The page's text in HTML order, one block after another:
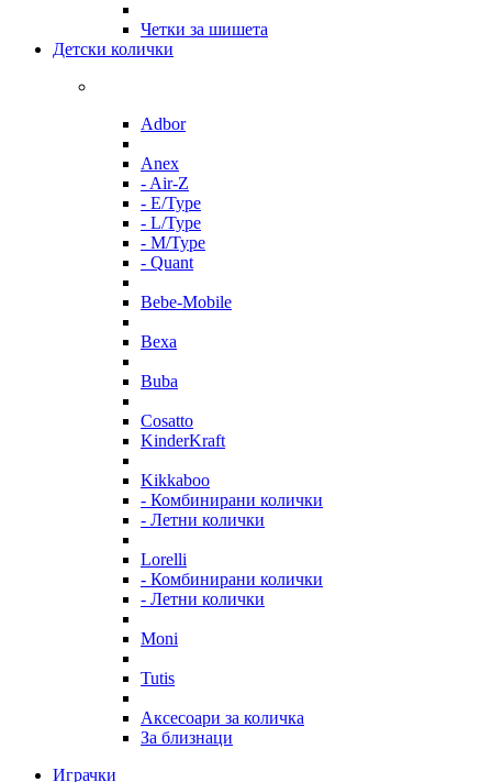
Четки за шишета
Детски колички
Adbor
Anex
- Air-Z
- E/Type
- L/Type
- M/Type
- Quant
Bebe-Mobile
Bexa
Buba
Cosatto
KinderKraft
Kikkaboo
- Комбинирани колички
- Летни колички
Lorelli
- Комбинирани колички
- Летни колички
Moni
Tutis
Аксесоари за количка
За близнаци
Играчки